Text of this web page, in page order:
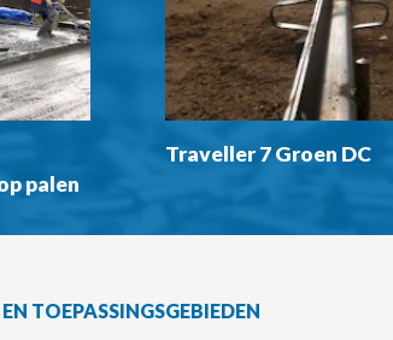
palen
Traveller 7 Groen DC
TOEPASSINGSGEBIEDEN